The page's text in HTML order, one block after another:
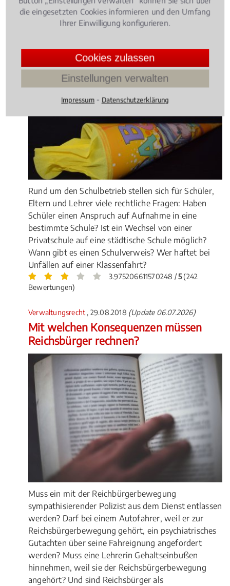
Rechtsbeiträge zu Polizeirecht /
Verwaltungsrecht, 30.07.2018 (Update 22.07.2026)
Welche Rechte haben Schüler, Eltern
und Lehrer?
Rund um den Schulbetrieb stellen sich für Schüler,
Eltern und Lehrer viele rechtliche Fragen: Haben
Schüler einen Anspruch auf Aufnahme in eine
bestimmte Schule? Ist ein Wechsel von einer
Privatschule auf eine städtische Schule möglich?
Wann gibt es einen Schulverweis? Wer haftet bei
Unfällen auf einer Klassenfahrt?
3.975206611570248 /5(242
Bewertungen)
Verwaltungsrecht , 29.08.2018 (Update 06.07.2026)
Mit welchen Konsequenzen müssen
Reichsbürger rechnen?
Muss ein mit der Reichbürgerbewegung
sympathisierender Polizist aus dem Dienst entlassen
werden? Darf bei einem Autofahrer, weil er zur
Reichsbürgerbewegung gehört, ein psychiatrisches
Gutachten über seine Fahreignung angefordert
werden? Muss eine Lehrerin Gehaltseinbußen
hinnehmen, weil sie der Reichsbürgerbewegung
angehört? Und sind Reichsbürger als
die eingesetzten Cookies informieren und den Umfang
Ihrer Einwilligung konfigurieren.
Cookies zulassen
Einstellungen verwalten
Impressum ⁃ Datenschutzerklärung